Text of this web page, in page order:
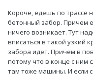
Короче, едешь по трассе
бетонный забор. Причем
ничего возникает. Тут
вписаться в такой узкий
забора идет. Причем в
потому что в конце с ним
там тоже машины. И если